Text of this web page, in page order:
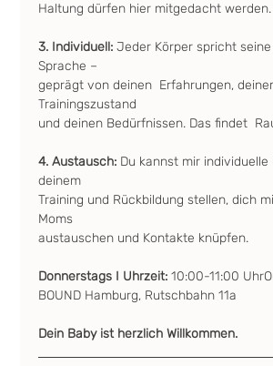
Haltung dürfen hier mitgedacht werden.
3. Individuell: Jeder Körper spricht
Sprache –
geprägt von deinen  Erfahrungen,
Trainingszustand
und deinen Bedürfnissen. Das findet
4. Austausch: Du kannst mir individuelle
deinem
Training und Rückbildung stellen, dich
Moms
austauschen und Kontakte knüpfen.
Donnerstags I Uhrzeit: 10:00-11:00
BOUND Hamburg, Rutschbahn 11a
Dein Baby ist herzlich Willkommen.